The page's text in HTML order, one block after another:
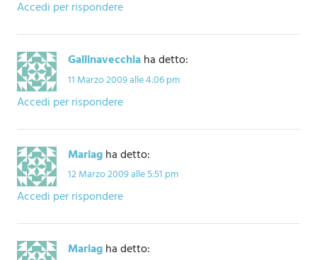
Accedi per rispondere
Gallinavecchiaha detto:
11 Marzo 2009 alle 4:06 pm
Accedi per rispondere
Mariagha detto:
12 Marzo 2009 alle 5:51 pm
Accedi per rispondere
Mariagha detto: